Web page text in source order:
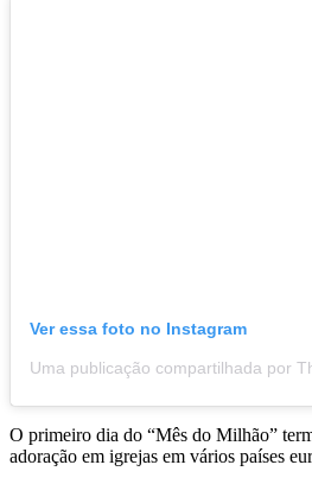
Ver essa foto no Instagram
O primeiro dia do “Mês do Milhão”
adoração em igrejas em vários países